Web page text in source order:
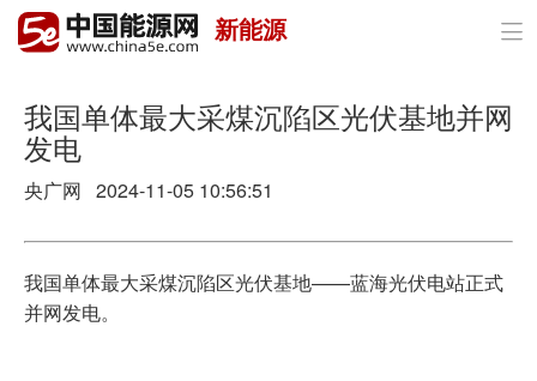
首页
政策与经济
电力
新能源 
我国单体最大采煤沉陷区光伏基地并网
发电
央广网 2024-11-05 10:56:51
我国单体最大采煤沉陷区光伏基地——蓝海光伏电站正式
并网发电。